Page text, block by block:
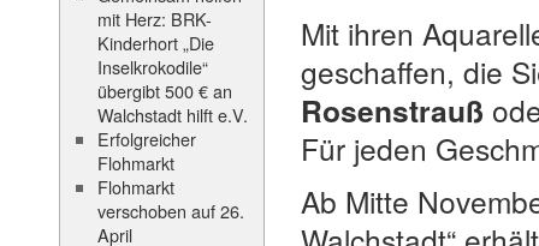
Mit ihren
geschaffen, die
Rosenstrauß
Für jeden
Ab Mitte
mit Herz: BRK-
Kinderhort „Die
Inselkrokodile“
übergibt 500 € an
Walchstadt hilft e.V.
Erfolgreicher
Flohmarkt
Flohmarkt
verschoben auf 26.
April